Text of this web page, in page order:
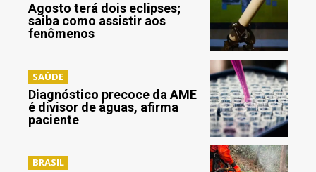
Agosto terá dois eclipses;
saiba como assistir aos
fenômenos
SAÚDE
Diagnóstico precoce da AME
é divisor de águas, afirma
paciente
BRASIL